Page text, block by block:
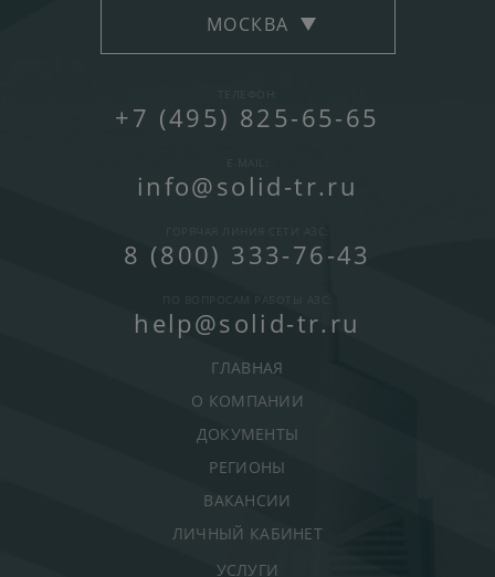
МОСКВА
+7 (495) 825-65-65
info@solid-tr.ru
8 (800) 333-76-43
ПО ВОПРОСАМ РАБОТЫ АЗС:
help@solid-tr.ru
ГЛАВНАЯ
О КОМПАНИИ
ДОКУМЕНТЫ
РЕГИОНЫ
ВАКАНСИИ
ЛИЧНЫЙ КАБИНЕТ
УСЛУГИ